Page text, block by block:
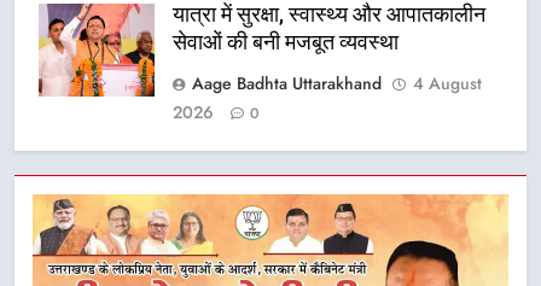
यात्रा में सुरक्षा, स्वास्थ्य और आपातकालीन
सेवाओं की बनी मजबूत व्यवस्था
Aage Badhta Uttarakhand
4 August
2026
0